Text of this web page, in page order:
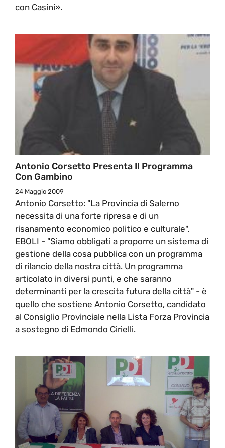
con Casini».
Antonio Corsetto Presenta Il Programma
Con Gambino
24 Maggio 2009
Antonio Corsetto: "La Provincia di Salerno
necessita di una forte ripresa e di un
risanamento economico politico e culturale".
EBOLI - "Siamo obbligati a proporre un sistema di
gestione della cosa pubblica con un programma
di rilancio della nostra città. Un programma
articolato in diversi punti, e che saranno
determinanti per la crescita futura della città" - è
quello che sostiene Antonio Corsetto, candidato
al Consiglio Provinciale nella Lista Forza Provincia
a sostegno di Edmondo Cirielli.